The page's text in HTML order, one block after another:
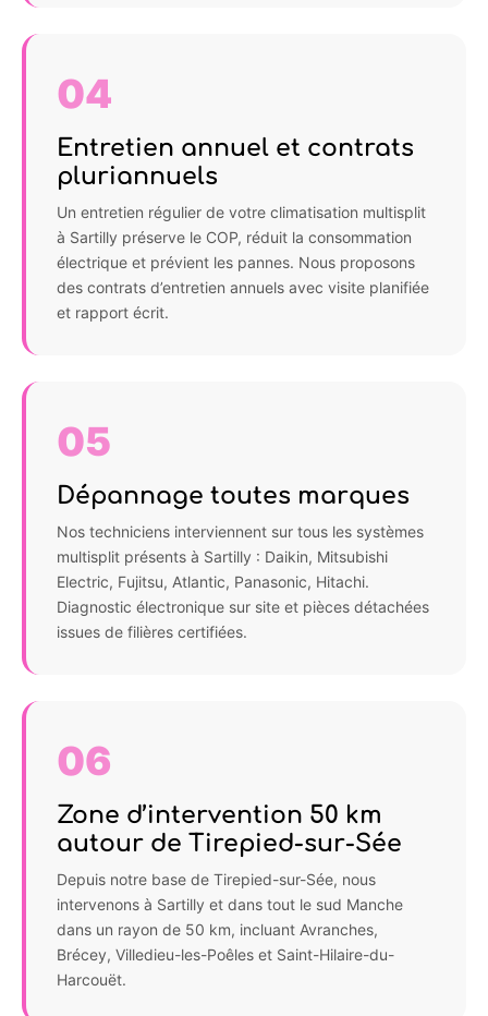
04
Entretien annuel et contrats
pluriannuels
Un entretien régulier de votre climatisation multisplit
à Sartilly préserve le COP, réduit la consommation
électrique et prévient les pannes. Nous proposons
des contrats d’entretien annuels avec visite planifiée
et rapport écrit.
05
Dépannage toutes marques
Nos techniciens interviennent sur tous les systèmes
multisplit présents à Sartilly : Daikin, Mitsubishi
Electric, Fujitsu, Atlantic, Panasonic, Hitachi.
Diagnostic électronique sur site et pièces détachées
issues de filières certifiées.
06
Zone d’intervention 50 km
autour de Tirepied-sur-Sée
Depuis notre base de Tirepied-sur-Sée, nous
intervenons à Sartilly et dans tout le sud Manche
dans un rayon de 50 km, incluant Avranches,
Brécey, Villedieu-les-Poêles et Saint-Hilaire-du-
Harcouët.